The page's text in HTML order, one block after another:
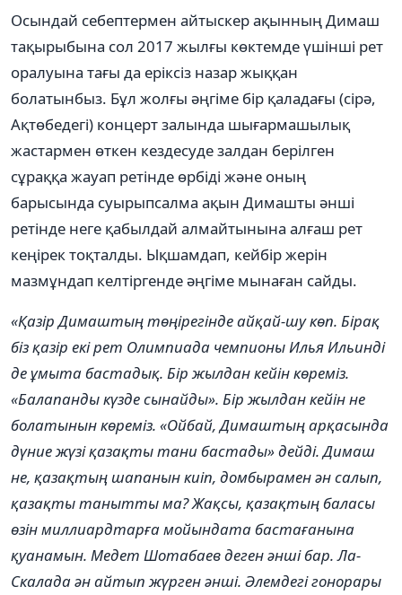
Осындай себептермен айтыскер ақынның Димаш
тақырыбына сол 2017 жылғы көктемде үшінші рет
оралуына тағы да еріксіз назар жыққан
болатынбыз. Бұл жолғы әңгіме бір қаладағы (сірә,
Ақтөбедегі) концерт залында шығармашылық
жастармен өткен кездесуде залдан берілген
сұраққа жауап ретінде өрбіді және оның
барысында суырыпсалма ақын Димашты әнші
ретінде неге қабылдай алмайтынына алғаш рет
кеңірек тоқталды. Ықшамдап, кейбір жерін
мазмұндап келтіргенде әңгіме мынаған сайды.
«Қазір Димаштың төңірегінде айқай-шу көп. Бірақ
біз қазір екі рет Олимпиада чемпионы Илья Ильинді
де ұмыта бастадық. Бір жылдан кейін көреміз.
«Балапанды күзде сынайды». Бір жылдан кейін не
болатынын көреміз. «Ойбай, Димаштың арқасында
дүние жүзі қазақты тани бастады» дейді. Димаш
не, қазақтың шапанын киіп, домбырамен ән салып,
қазақты танытты ма? Жақсы, қазақтың баласы
өзін миллиардтарға мойындата бастағанына
қуанамын. Медет Шотабаев деген әнші бар. Ла-
Скалада ән айтып жүрген әнші. Әлемдегі гонорары